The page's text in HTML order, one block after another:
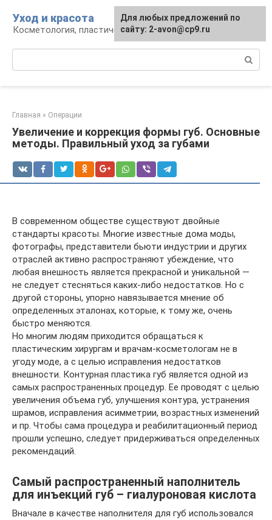
контенту
Уход и красота
Косметология, пластическая хирургия, уход
Главная » Операции
Увеличение и коррекция формы губ. Основные
методы. Правильный уход за губами
В современном обществе существуют двойные
стандарты красоты. Многие известные дома моды,
фотографы, представители бьюти индустрии и других
отраслей активно распространяют убеждение, что
любая внешность является прекрасной и уникальной —
не следует стесняться каких-либо недостатков. Но с
другой стороны, упорно навязывается мнение об
определенных эталонах, которые, к тому же, очень
быстро меняются.
Но многим людям приходится обращаться к
пластическим хирургам и врачам-косметологам не в
угоду моде, а с целью исправления недостатков
внешности. Контурная пластика губ является одной из
самых распространенных процедур. Ее проводят с целью
увеличения объема губ, улучшения контура, устранения
шрамов, исправления асимметрии, возрастных изменений
и пр. Чтобы сама процедура и реабилитационный период
прошли успешно, следует придерживаться определенных
рекомендаций.
Самый распространенный наполнитель
для инъекций губ – гиалуроновая кислота
Вначале в качестве наполнителя для губ использовался
Для любых предложений по
сайту: 2-avon@cp9.ru